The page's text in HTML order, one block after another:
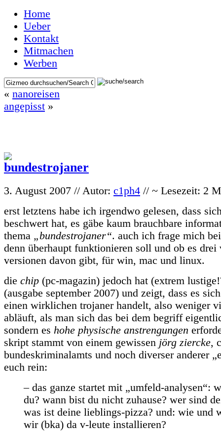
Home
Ueber
Kontakt
Mitmachen
Werben
« nanoreisen
angepisst »
3. August 2007 // Autor: c1ph4 // ~ Lesezeit: 2
erst letztens habe ich irgendwo gelesen, dass
beschwert hat, es gäbe kaum brauchbare
thema „bundestrojaner“. auch ich frage mich
denn überhaupt funktionieren soll und ob es drei
versionen davon gibt, für win, mac und linux.
die chip (pc-magazin) jedoch hat (extrem
(ausgabe september 2007) und zeigt, dass es
einen wirklichen trojaner handelt, also weniger
abläuft, als man sich das bei dem begriff
sondern es hohe physische anstrengungen
skript stammt von einem gewissen jörg ziercke,
bundeskriminalamts und noch diverser anderer
euch rein:
– das ganze startet mit „umfeld-analysen“:
du? wann bist du nicht zuhause? wer sind
was ist deine lieblings-pizza? und: wie und
wir (bka) da v-leute installieren?